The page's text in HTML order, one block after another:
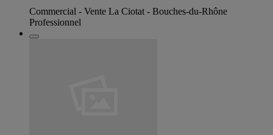
Commercial - Vente La Ciotat - Bouches-du-Rhône
Professionnel